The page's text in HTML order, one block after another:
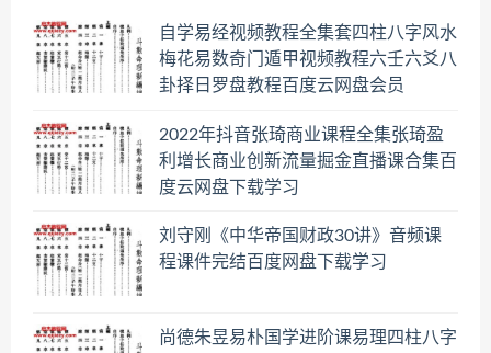
自学易经视频教程全集套四柱八字风水
梅花易数奇门遁甲视频教程六壬六爻八
卦择日罗盘教程百度云网盘会员
2022年抖音张琦商业课程全集张琦盈
利增长商业创新流量掘金直播课合集百
度云网盘下载学习
刘守刚《中华帝国财政30讲》音频课
程课件完结百度网盘下载学习
尚德朱昱易朴国学进阶课易理四柱八字